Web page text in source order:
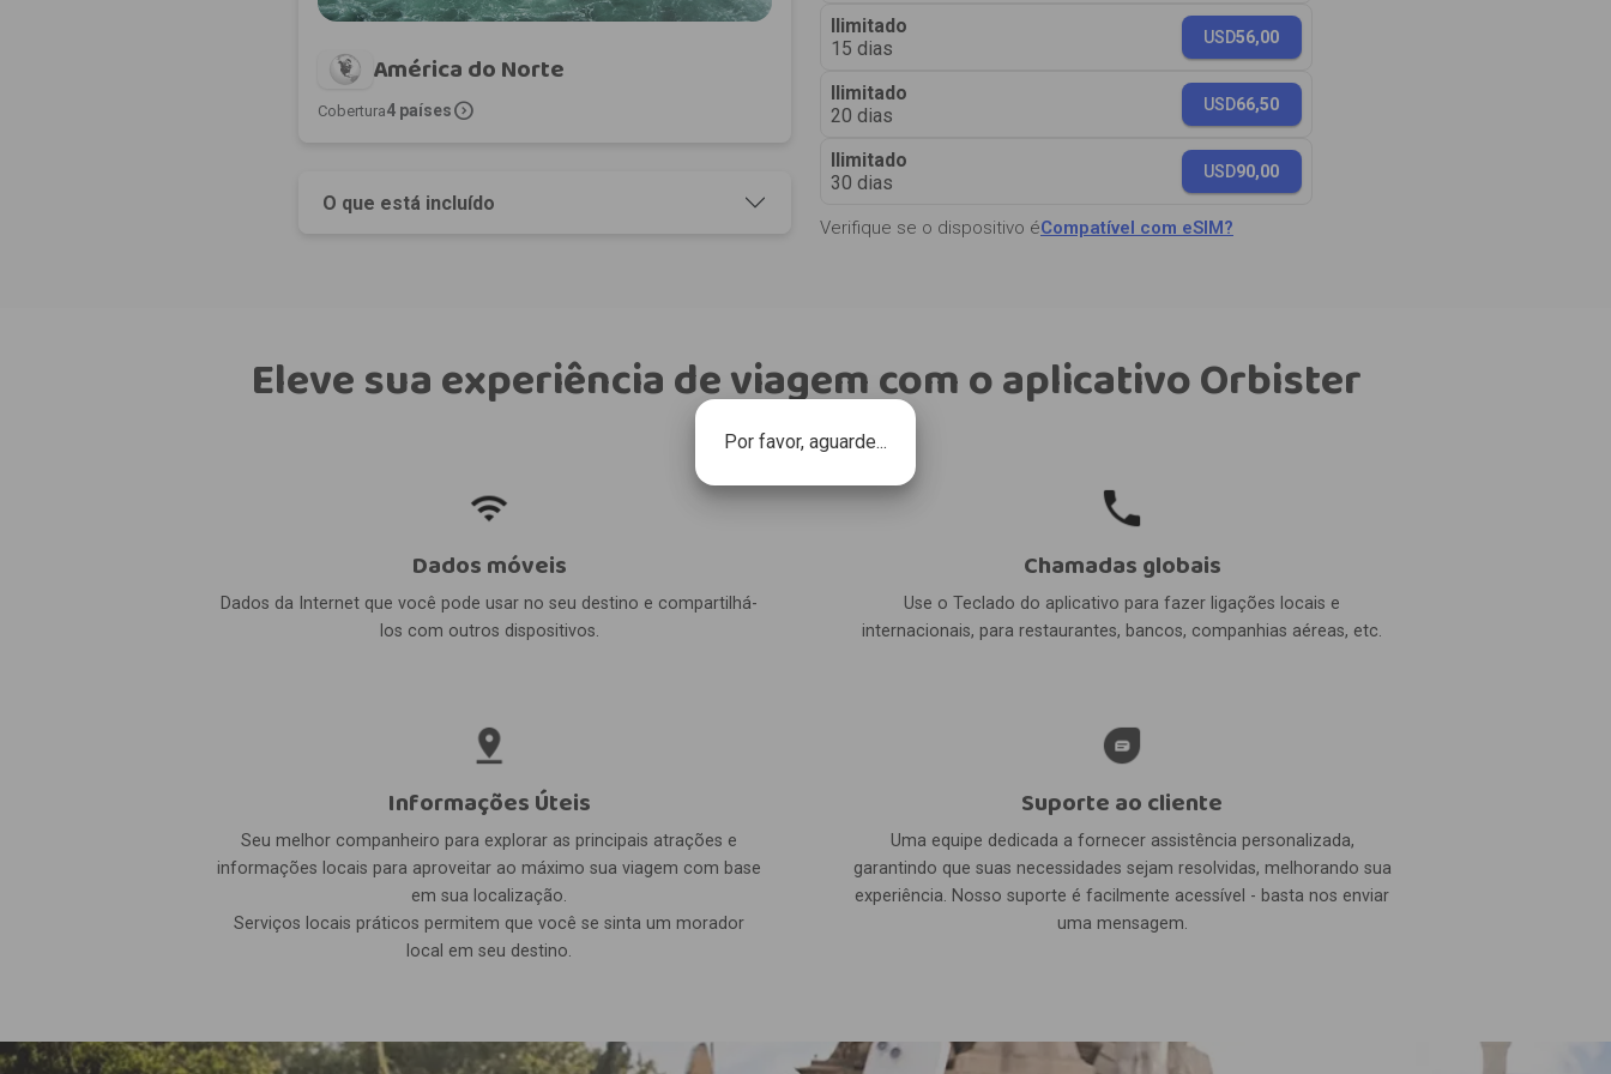
Por favor, aguarde...
América do Norte
Cobertura4 paísesexpand_circle_right
O que está incluído
Ilimitado
15 dias
USD56,00
Ilimitado
20 dias
USD66,50
Ilimitado
30 dias
USD90,00
Verifique se o dispositivo éCompatível com eSIM?
Eleve sua experiência de viagem com o aplicativo Orbister
Dados móveis
Dados da Internet que você pode usar no seu destino e compartilhá-
los com outros dispositivos.
Chamadas globais
Use o Teclado do aplicativo para fazer ligações locais e
internacionais, para restaurantes, bancos, companhias aéreas, etc.
Informações Úteis
Seu melhor companheiro para explorar as principais atrações e
informações locais para aproveitar ao máximo sua viagem com base
em sua localização.
Serviços locais práticos permitem que você se sinta um morador
local em seu destino.
Suporte ao cliente
Uma equipe dedicada a fornecer assistência personalizada,
garantindo que suas necessidades sejam resolvidas, melhorando sua
experiência. Nosso suporte é facilmente acessível - basta nos enviar
uma mensagem.